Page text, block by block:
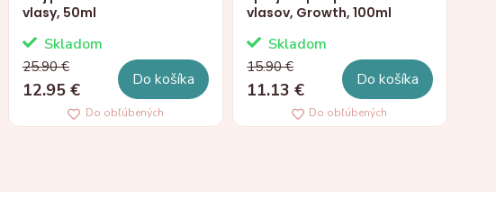
vlasy, 50ml
Skladom
25.90 €
12.95 €
Do košíka
Do obľúbených
vlasov, Growth, 100ml
Skladom
15.90 €
11.13 €
Do košíka
Do obľúbených